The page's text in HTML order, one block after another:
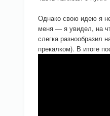
Однако свою идею я
меня — я увидел, на
слегка разнообразил
прекалком). В итоге